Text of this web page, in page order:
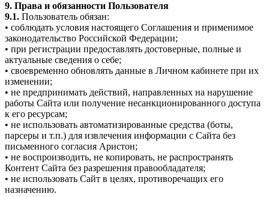
9. Права и обязанности Пользователя
9.1. Пользователь обязан:
• соблюдать условия настоящего Соглашения и применимое
законодательство Российской Федерации;
• при регистрации предоставлять достоверные, полные и
актуальные сведения о себе;
• своевременно обновлять данные в Личном кабинете при их
изменении;
• не предпринимать действий, направленных на нарушение
работы Сайта или получение несанкционированного доступа
к его ресурсам;
• не использовать автоматизированные средства (боты,
парсеры и т.п.) для извлечения информации с Сайта без
письменного согласия Аристон;
• не воспроизводить, не копировать, не распространять
Контент Сайта без разрешения правообладателя;
• не использовать Сайт в целях, противоречащих его
назначению.